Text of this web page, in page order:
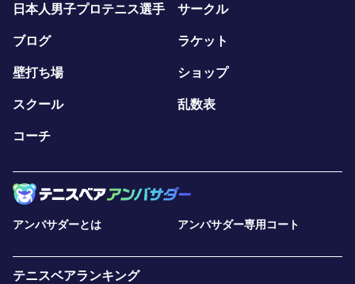
日本人男子プロテニス選手 サークル
ブログ ラケット
壁打ち場 ショップ
スクール 乱数表
コーチ
アンバサダーとは アンバサダー専用コート
テニスベアランキング